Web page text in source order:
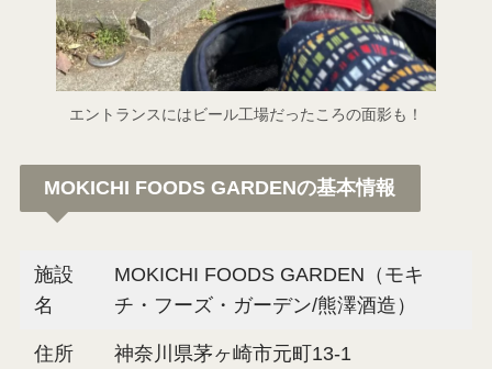
エントランスにはビール工場だったころの面影も！
MOKICHI FOODS GARDENの基本情報
施設
名
MOKICHI FOODS GARDEN（モキ
チ・フーズ・ガーデン/熊澤酒造）
住所 神奈川県茅ヶ崎市元町13-1